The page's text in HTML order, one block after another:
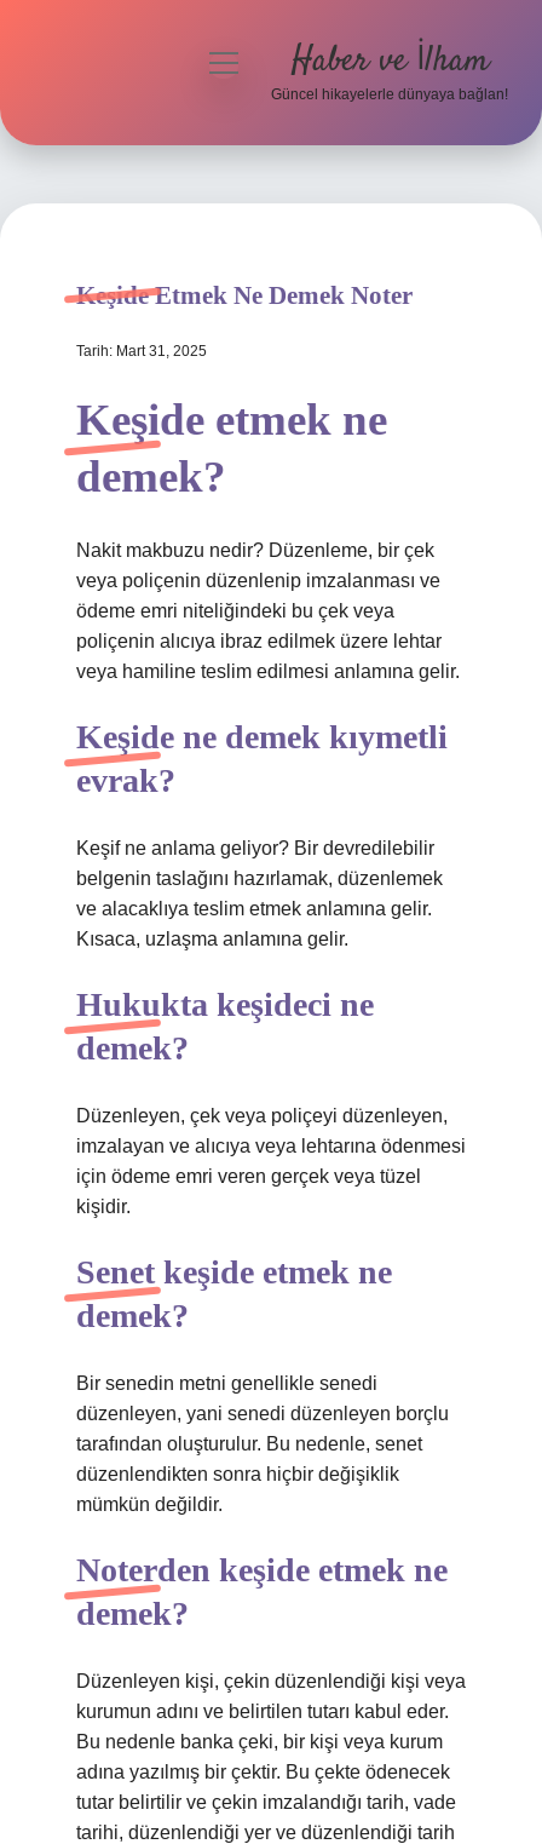
Hakkımızda
menüyü
Haber ve İlham
Güncel hikayelerle dünyaya bağlan!
Keşide Etmek Ne Demek Noter
Tarih: Mart 31, 2025
Keşide etmek ne
demek?
Nakit makbuzu nedir? Düzenleme, bir çek
veya poliçenin düzenlenip imzalanması ve
ödeme emri niteliğindeki bu çek veya
poliçenin alıcıya ibraz edilmek üzere lehtar
veya hamiline teslim edilmesi anlamına gelir.
Keşide ne demek kıymetli
evrak?
Keşif ne anlama geliyor? Bir devredilebilir
belgenin taslağını hazırlamak, düzenlemek
ve alacaklıya teslim etmek anlamına gelir.
Kısaca, uzlaşma anlamına gelir.
Hukukta keşideci ne
demek?
Düzenleyen, çek veya poliçeyi düzenleyen,
imzalayan ve alıcıya veya lehtarına ödenmesi
için ödeme emri veren gerçek veya tüzel
kişidir.
Senet keşide etmek ne
demek?
Bir senedin metni genellikle senedi
düzenleyen, yani senedi düzenleyen borçlu
tarafından oluşturulur. Bu nedenle, senet
düzenlendikten sonra hiçbir değişiklik
mümkün değildir.
Noterden keşide etmek ne
demek?
Düzenleyen kişi, çekin düzenlendiği kişi veya
kurumun adını ve belirtilen tutarı kabul eder.
Bu nedenle banka çeki, bir kişi veya kurum
adına yazılmış bir çektir. Bu çekte ödenecek
tutar belirtilir ve çekin imzalandığı tarih, vade
tarihi, düzenlendiği yer ve düzenlendiği tarih